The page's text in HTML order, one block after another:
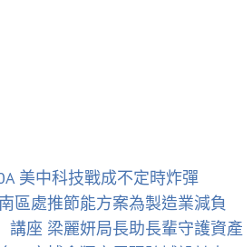
美中科技戰成不定時炸彈
區處推節能方案為製造業減負
講座 梁麗妍局長助長輩守護資產